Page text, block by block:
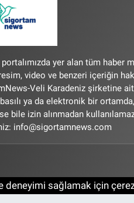
yer alan tüm haber
video ve benzeri içeriğin
Veli Karadeniz şirketine
ya da elektronik bir
bile izin alınmadan
info@sigortamnews.com
deneyimi sağlamak için